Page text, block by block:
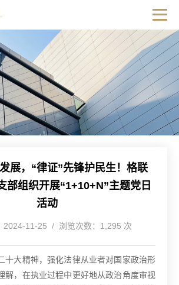
展，“律证”先锋护民生！格联
部组织开展“1+10+N”主题党日
活动
2024-11-25 / 浏览次数：1,295 次
十大精神，强化法律从业者对国家政治形
解，在执业过程中更好地从政治角度审视